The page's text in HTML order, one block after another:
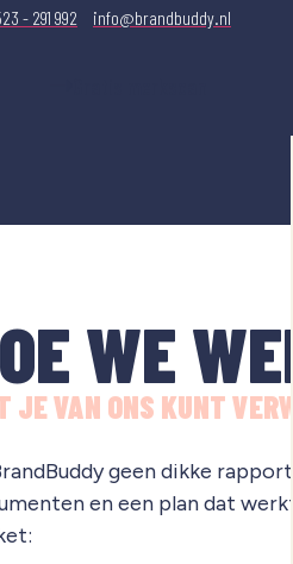
- 291 992 info@brandbuddy.nl
WE
JE VAN ONS KUNT
geen dikke
en een plan dat